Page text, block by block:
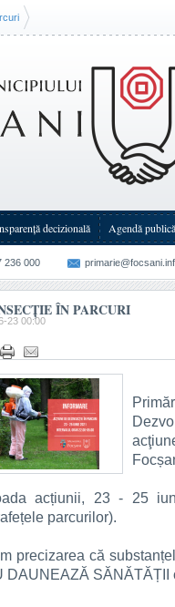
decizională Agendă publică
236 000
ÎN PARCURI
23 00:00
acțiunii, 23 - 25
parcurilor).
precizarea că
DAUNEAZĂ SĂNĂTĂȚII